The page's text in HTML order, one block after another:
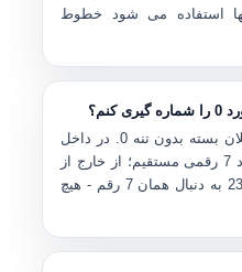
استفاده می شود خطوط
کنم؟
بسته بدون تنه 0 . در داخل
کشور شماره گیری می کنید عدد 7 رقمی مستقیم؛ از خارج از
به دنبال همان 7 رقم - هیچ